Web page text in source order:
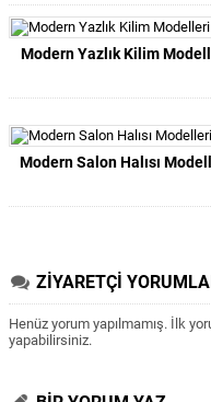
Modern Yazlık Kilim
Modern Salon Halısı
ZİYARETÇİ
Henüz yorum yapılmamış. İlk
yapabilirsiniz.